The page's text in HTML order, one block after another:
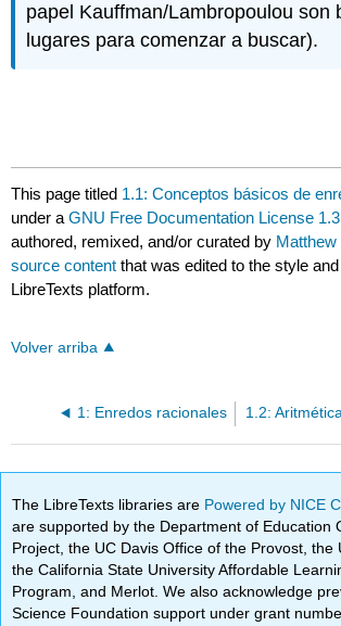
papel Kauffman/Lambropoulou son
lugares para comenzar a buscar).
This page titled 1.1: Conceptos básicos de
under aGNU Free Documentation License 1.3
authored, remixed, and/or curated by Matthew
source content that was edited to the style
LibreTexts platform.
Volver arriba
1: Enredos racionales
The LibreTexts libraries are Powered by NICE
are supported by the Department of Education
Project, the UC Davis Office of the Provost, the
the California State University Affordable
Program, and Merlot. We also acknowledge
Science Foundation support under grant